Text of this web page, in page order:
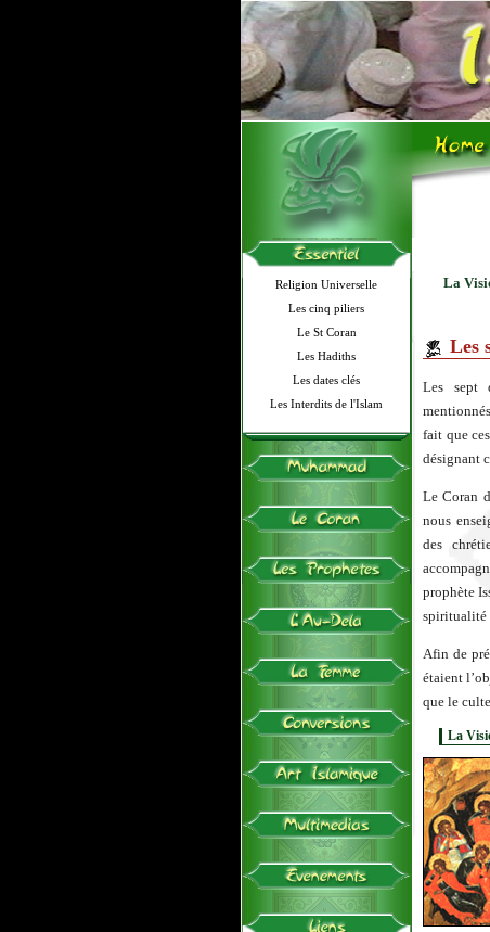
Religion Universelle
Les cinq piliers
Le St Coran
Les Hadiths
Les dates clés
Les Interdits de l'Islam
La
Les
Les sept
fait que
désignant
Le Coran
nous
des
prophète
spiritualité
Afin de
étaient
que le
La